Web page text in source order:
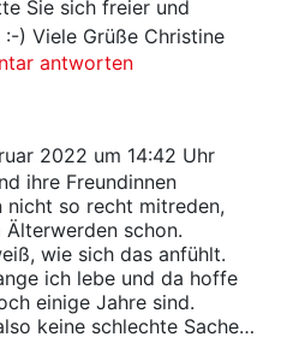
Sie sich freier und
) Viele Grüße Christine
antworten
2022 um 14:42 Uhr
ihre Freundinnen
nicht so recht mitreden,
Älterwerden schon.
wie sich das anfühlt.
ich lebe und da hoffe
einige Jahre sind.
keine schlechte Sache…